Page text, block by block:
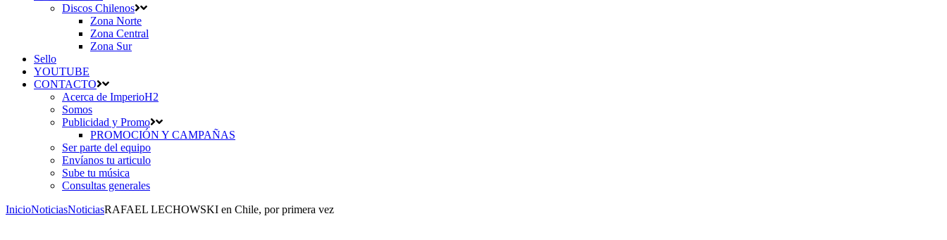
Discos Chilenos
Zona Norte
Zona Central
Zona Sur
Sello
YOUTUBE
CONTACTO
Acerca de ImperioH2
Somos
Publicidad y Promo
PROMOCIÓN Y CAMPAÑAS
Ser parte del equipo
Envíanos tu articulo
Sube tu música
Consultas generales
InicioNoticiasNoticiasRAFAEL LECHOWSKI en Chile, por primera vez